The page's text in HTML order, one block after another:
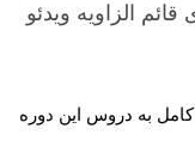
الزاویه ویدئو
به دروس این دوره